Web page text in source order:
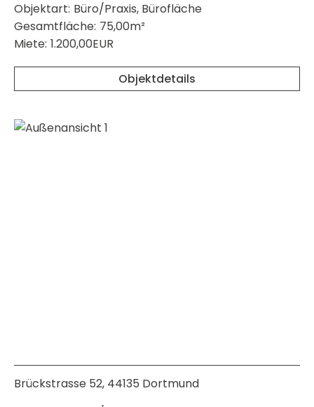
Objektart: Büro/Praxis, Bürofläche
Gesamtfläche: 75,00m²
Miete: 1.200,00EUR
Objektdetails
Brückstrasse 52, 44135 Dortmund